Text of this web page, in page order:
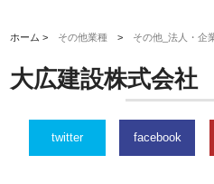
ホーム > その他業種 > その他_法人・企
大広建設株式会社
twitter facebook